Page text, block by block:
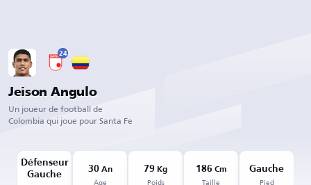
24
Jeison Angulo
Un joueur de football de
Colombia qui joue pour Santa Fe
Défenseur
Gauche
30An
Âge
79 Kg
Poids
186Cm
Taille
Gauche
Pied